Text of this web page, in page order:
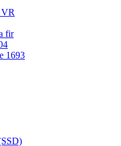
fir
1693